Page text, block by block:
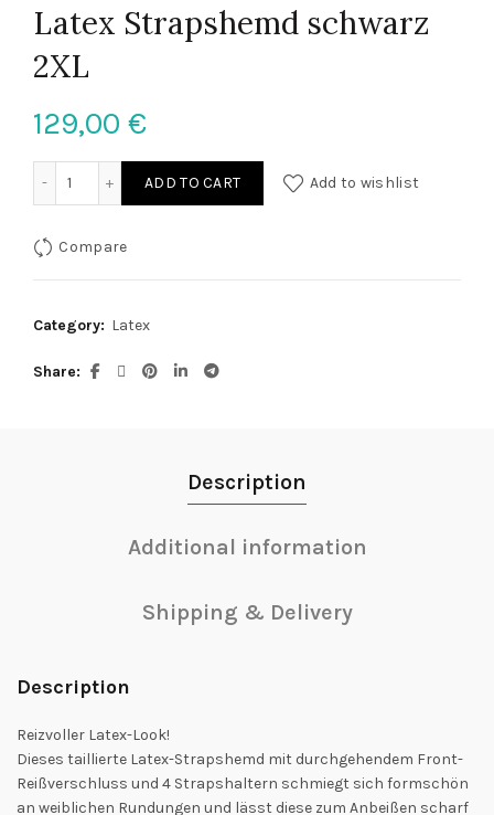
Latex Strapshemd schwarz
2XL
129,00 €
Latex Strapshemd schwarz 2XL quantity
ADD TO CART Add to wishlist
Compare
Category: Latex
Share
Description
Additional information
Shipping & Delivery
Description
Reizvoller Latex-Look!
Dieses taillierte Latex-Strapshemd mit durchgehendem Front-
Reißverschluss und 4 Strapshaltern schmiegt sich formschön
an weiblichen Rundungen und lässt diese zum Anbeißen scharf